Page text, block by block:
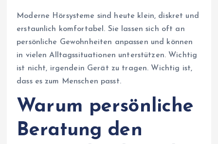
Moderne Hörsysteme sind heute klein, diskret und
erstaunlich komfortabel. Sie lassen sich oft an
persönliche Gewohnheiten anpassen und können
in vielen Alltagssituationen unterstützen. Wichtig
ist nicht, irgendein Gerät zu tragen. Wichtig ist,
dass es zum Menschen passt.
Warum persönliche
Beratung den